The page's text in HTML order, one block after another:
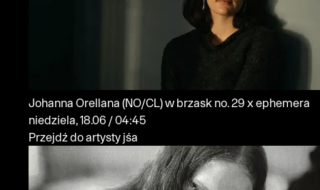
Johanna Orellana (NO/CL)w brzask no. 29 x ephemera
niedziela, 18.06 / 04:45
Przejdź do artysty jśa